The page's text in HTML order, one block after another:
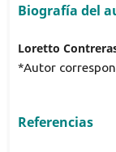
Biografía del
Loretto
*Autor
Referencias